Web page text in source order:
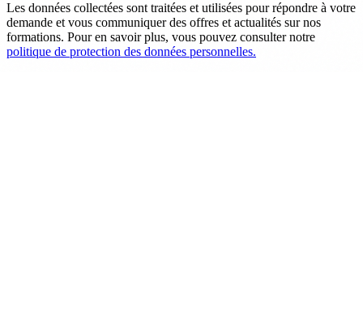
Les données collectées sont traitées et utilisées pour répondre à votre
demande et vous communiquer des offres et actualités sur nos
formations. Pour en savoir plus, vous pouvez consulter notre
politique de protection des données personnelles.